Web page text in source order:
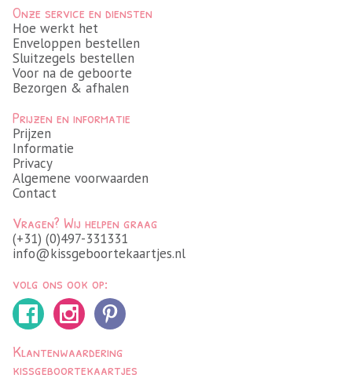
Onze service en diensten
Hoe werkt het
Enveloppen bestellen
Sluitzegels bestellen
Voor na de geboorte
Bezorgen & afhalen
Prijzen en informatie
Prijzen
Informatie
Privacy
Algemene voorwaarden
Contact
Vragen? Wij helpen graag
(+31) (0)497-331331
info@kissgeboortekaartjes.nl
volg ons ook op:
Klantenwaardering
kissgeboortekaartjes